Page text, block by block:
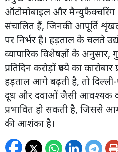
ऑटोमोबाइल और मैन्युफैक्चरिंग
संचालित हैं, जिनकी आपूर्ति
पर निर्भर है। हड़ताल के चलते
व्यापारिक विशेषज्ञों के अनुसार,
प्रतिदिन करोड़ों रुपये का
हड़ताल आगे बढ़ती है, तो
दूध और दवाओं जैसी आवश्यक
प्रभावित हो सकती है, जिससे
की आशंका है।